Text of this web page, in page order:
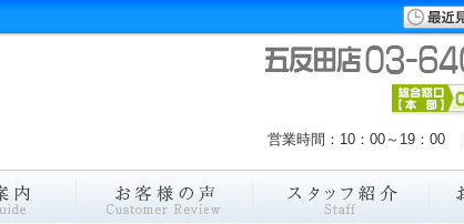
営業時間：10：00～19：00